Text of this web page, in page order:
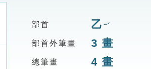
部首 乙 ㄧˇ
部首外筆畫 3 畫
總筆畫 4 畫